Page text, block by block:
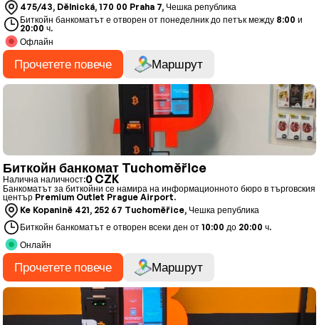
475/43, Dělnická, 170 00 Praha 7, Чешка република
Биткойн банкоматът е отворен от понеделник до петък между 8:00 и
20:00 ч.
Офлайн
Прочетете повече Маршрут
Биткойн банкомат Tuchoměřice
Налична наличност:0 CZK
Банкоматът за биткойни се намира на информационното бюро в търговския
център Premium Outlet Prague Airport.
Ke Kopanině 421, 252 67 Tuchoměřice, Чешка република
Биткойн банкоматът е отворен всеки ден от 10:00 до 20:00 ч.
Онлайн
Прочетете повече Маршрут